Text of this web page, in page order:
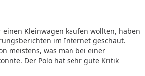
einen Kleinwagen kaufen wollten, haben
im Internet geschaut.
meistens, was man bei einer
Der Polo hat sehr gute Kritik